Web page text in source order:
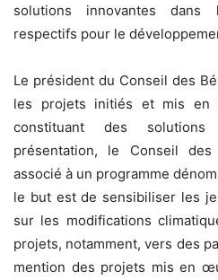
solutions innovantes dans
respectifs pour le
Le président du Conseil des
les projets initiés et mis
constituant des
présentation, le Conseil
associé à un programme
le but est de sensibiliser les
sur les modifications
projets, notamment, vers des
mention des projets mis en